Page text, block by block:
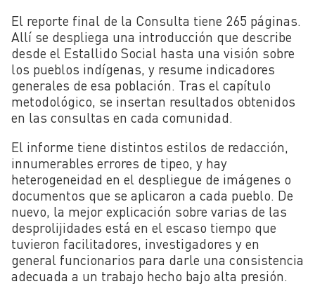
El reporte final de la Consulta tiene 265 páginas.
Allí se despliega una introducción que describe
desde el Estallido Social hasta una visión sobre
los pueblos indígenas, y resume indicadores
generales de esa población. Tras el capítulo
metodológico, se insertan resultados obtenidos
en las consultas en cada comunidad.
El informe tiene distintos estilos de redacción,
innumerables errores de tipeo, y hay
heterogeneidad en el despliegue de imágenes o
documentos que se aplicaron a cada pueblo. De
nuevo, la mejor explicación sobre varias de las
desprolijidades está en el escaso tiempo que
tuvieron facilitadores, investigadores y en
general funcionarios para darle una consistencia
adecuada a un trabajo hecho bajo alta presión.